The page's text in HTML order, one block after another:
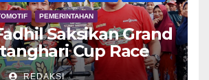
PEMERINTAHAN
Saksikan Grand
Cup Race
REDAKSI